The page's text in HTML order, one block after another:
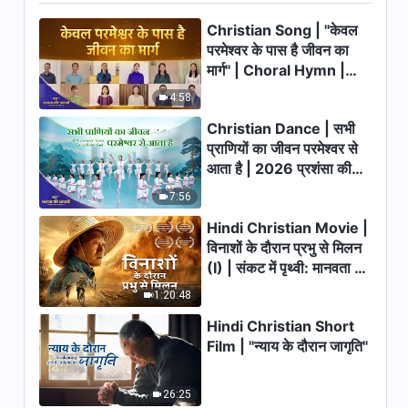
5:14
Lyrics
6:04
शुद्धिकरण की पीड़ा के मध्य ही शुद्ध बनता है
इंसान का प्रेम | Hindi Christian
Song With Lyrics
5:42
उन्हें किसका अनुसरण करना चाहिये जिन्हें
सत्य से प्रेम है | Hindi Christian
Song With Lyrics
6:55
क्या तुम सच में समझ पाते हो ईश्वर की चाह
को? | Hindi Christian Song
With Lyrics
5:01
परमेश्वर के वचनों को जो संजोते हैं वे धन्य हैं
| Hindi Christian Song With
Lyrics
4:58
Christian Song | "केवल
परमेश्वर के पास है जीवन का
मार्ग" | Choral Hymn |
7:56
Christian Dance | सभी
प्राणियों का जीवन परमेश्वर से
आता है | 2026 प्रशंसा की
1:20:48
Hindi Christian Movie |
विनाशों के दौरान प्रभु से मिलन
(I) | संकट में पृथ्वी: मानवता का
26:25
Hindi Christian Short
Film | "न्याय के दौरान जागृति"